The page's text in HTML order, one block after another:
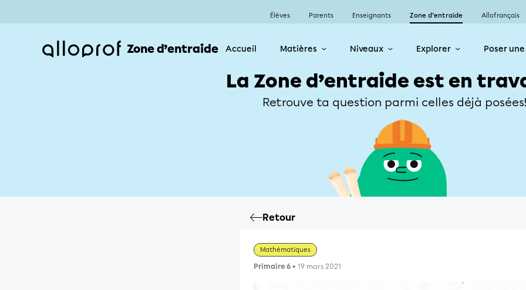
Élèves Parents Enseignants Zone d’entraide Allofrançais
Zone d’entraide Accueil Matières Niveaux Explorer Poser
La Zone d’entraide est en
Retrouve ta question parmi celles déjà
Retour
Mathématiques
Primaire 6 • 19 mars 2021